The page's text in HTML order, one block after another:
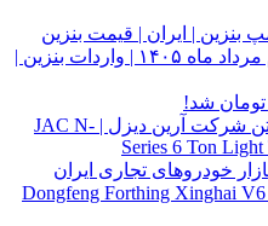
خودروهای تجاری ایران